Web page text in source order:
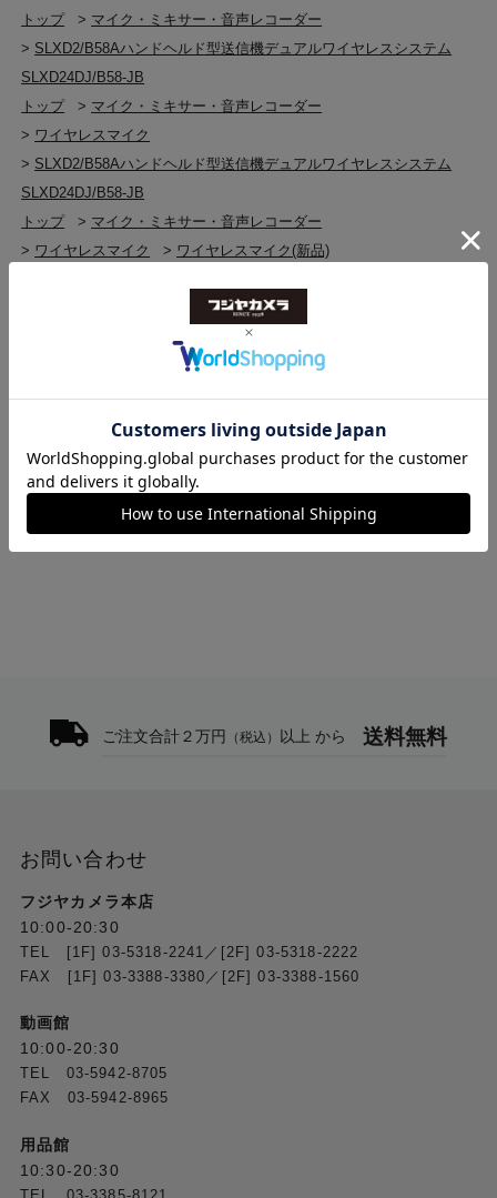
トップ > マイク・ミキサー・音声レコーダー
> SLXD2/B58Aハンドヘルド型送信機デュアルワイヤレスシステム
SLXD24DJ/B58-JB
トップ
> マイク・ミキサー・音声レコーダー
> ワイヤレスマイク
> SLXD2/B58Aハンドヘルド型送信機デュアルワイヤレスシステム
SLXD24DJ/B58-JB
トップ
> マイク・ミキサー・音声レコーダー
> ワイヤレスマイク > ワイヤレスマイク(新品)
マイク・ミキサー・音声レコーダー
マイク・ミキサー・音声レコーダー(新品)
>SLXD2/B58Aハンドヘルド型送信機デュアルワイヤレスシステム
SLXD24DJ/B58-JB
トップ
>SHURE
>SLXD2/B58Aハンドヘルド型送信機デュアルワイヤレスシステム
SLXD24DJ/B58-JB
ご注文合計２万円 （税込） 以上 から 送料無料
お問い合わせ
フジヤカメラ本店
10:00-20:30
TEL [1F] 03-5318-2241／[2F] 03-5318-2222
FAX [1F] 03-3388-3380／[2F] 03-3388-1560
動画館
10:00-20:30
TEL 03-5942-8705
FAX 03-5942-8965
用品館
10:30-20:30